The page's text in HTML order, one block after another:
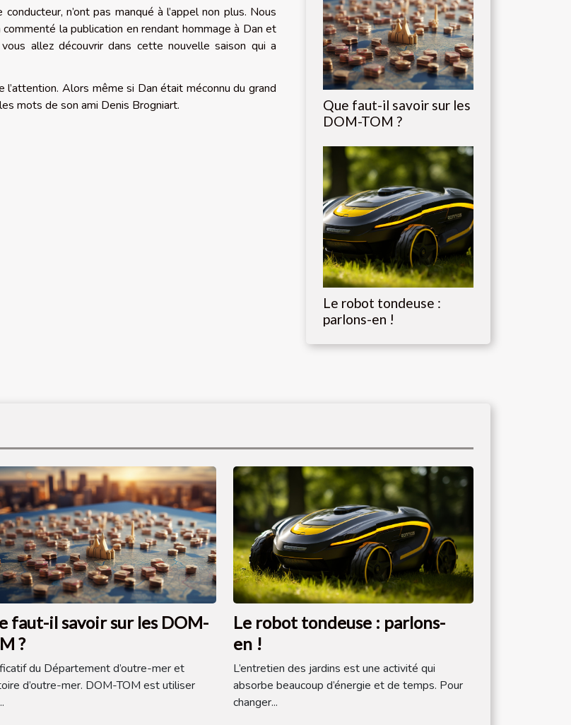
n’ont pas manqué à l’appel non plus. Nous
la publication en rendant hommage à Dan et
allez découvrir dans cette nouvelle saison qui a
Alors même si Dan était méconnu du grand
mots de son ami Denis Brogniart.
Que faut-il savoir sur les
DOM-TOM ?
Le robot tondeuse :
parlons-en !
faut-il savoir sur les DOM-
?
du Département d’outre-mer et
d’outre-mer. DOM-TOM est utiliser
Le robot tondeuse : parlons-
en !
L’entretien des jardins est une activité qui
absorbe beaucoup d’énergie et de temps. Pour
changer...